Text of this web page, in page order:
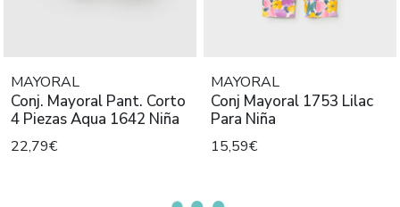
MAYORAL
Conj. Mayoral Pant. Corto
4 Piezas Aqua 1642 Niña
22,79€
MAYORAL
Conj Mayoral 1753 Lilac
Para Niña
15,59€